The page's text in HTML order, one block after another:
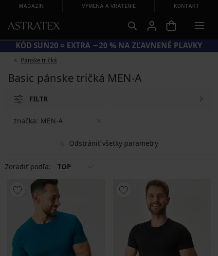
MAGAZÍN VÝMENA A VRÁTENIE KONTAKT
KÓD SUN20 = EXTRA −20 % NA ZĽAVNENÉ PLAVKY
Pánske tričká
Basic pánske tričká MEN-A
FILTR
Odstrániť všetky parametry
značka: MEN-A
Zoradiť podľa: TOP